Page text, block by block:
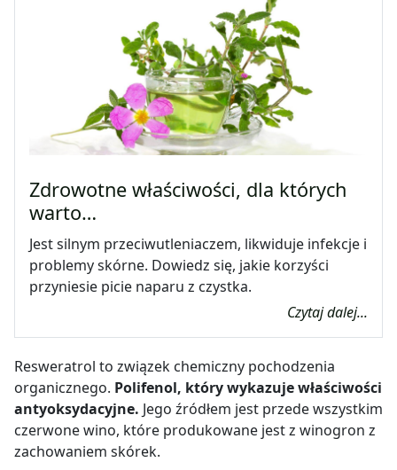
Zdrowotne właściwości, dla których
warto…
Jest silnym przeciwutleniaczem, likwiduje infekcje i
problemy skórne. Dowiedz się, jakie korzyści
przyniesie picie naparu z czystka.
Czytaj dalej...
Resweratrol to związek chemiczny pochodzenia
organicznego. Polifenol, który wykazuje właściwości
antyoksydacyjne. Jego źródłem jest przede wszystkim
czerwone wino, które produkowane jest z winogron z
zachowaniem skórek.